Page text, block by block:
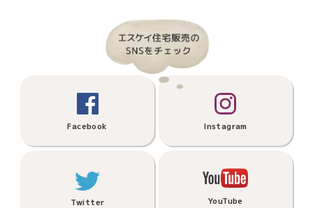
Facebook Instagram
Twitter YouTube